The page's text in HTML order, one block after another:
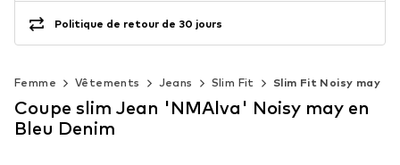
Politique de retour de 30 jours
Femme Vêtements Jeans Slim Fit Slim Fit Noisy may
Coupe slim Jean 'NMAlva' Noisy may en
Bleu Denim